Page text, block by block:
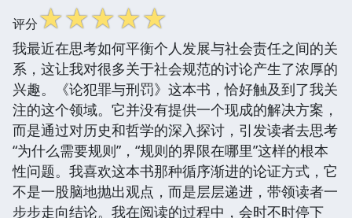
评分☆☆☆☆☆
我最近在思考如何平衡个人发展与社会责任之间的关
系，这让我对很多关于社会规范的讨论产生了浓厚的
兴趣。《论犯罪与刑罚》这本书，恰好触及到了我关
注的这个领域。它并没有提供一个现成的解决方案，
而是通过对历史和哲学的深入探讨，引发读者去思考
“为什么需要规则”，“规则的界限在哪里”这样的根本
性问题。我喜欢这本书那种循序渐进的论证方式，它
不是一股脑地抛出观点，而是层层递进，带领读者一
步步走向结论。我在阅读的过程中，会时不时停下